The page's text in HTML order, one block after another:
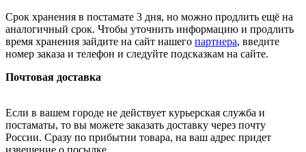
Срок хранения в постамате 3 дня, но можно продлить ещё на
аналогичный срок. Чтобы уточнить информацию и продлить
время хранения зайдите на сайт нашего партнера, введите
номер заказа и телефон и следуйте подсказкам на сайте.
Почтовая доставка
Если в вашем городе не действует курьерская служба и
постаматы, то вы можете заказать доставку через почту
России. Сразу по прибытии товара, на ваш адрес придет
извещение о посылке.